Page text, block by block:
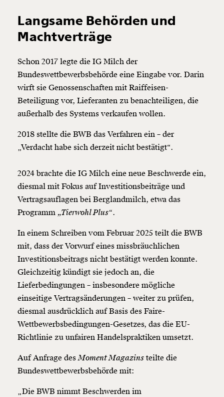
Langsame Behörden und
Machtverträge
Schon 2017 legte die IG Milch der
Bundeswettbewerbsbehörde eine Eingabe vor. Darin
wirft sie Genossenschaften mit Raiffeisen-
Beteiligung vor, Lieferanten zu benachteiligen, die
außerhalb des Systems verkaufen wollen.
2018 stellte die BWB das Verfahren ein – der
„Verdacht habe sich derzeit nicht bestätigt“.
2024 brachte die IG Milch eine neue Beschwerde ein,
diesmal mit Fokus auf Investitionsbeiträge und
Vertragsauflagen bei Berglandmilch, etwa das
Programm „Tierwohl Plus“.
In einem Schreiben vom Februar 2025 teilt die BWB
mit, dass der Vorwurf eines missbräuchlichen
Investitionsbeitrags nicht bestätigt werden konnte.
Gleichzeitig kündigt sie jedoch an, die
Lieferbedingungen – insbesondere mögliche
einseitige Vertragsänderungen – weiter zu prüfen,
diesmal ausdrücklich auf Basis des Faire-
Wettbewerbsbedingungen-Gesetzes, das die EU-
Richtlinie zu unfairen Handelspraktiken umsetzt.
Auf Anfrage desMoment Magazins teilte die
Bundeswettbewerbsbehörde mit:
„Die BWB nimmt Beschwerden im